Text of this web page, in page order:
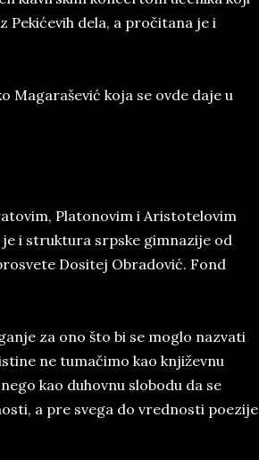
Pekićevih dela, a pročitana je i
Magarašević koja se ovde daje u
Platonovim i Aristotelovim
i struktura srpske gimnazije od
Dositej Obradović. Fond
za ono što bi se moglo nazvati
ne tumačimo kao književnu
kao duhovnu slobodu da se
a pre svega do vrednosti poezije